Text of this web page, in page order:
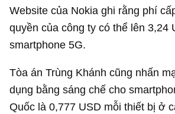
Website của Nokia ghi rằng phí
quyền của công ty có thể lên 3,24
smartphone 5G.
Tòa án Trùng Khánh cũng nhấn
dụng bằng sáng chế cho
Quốc là0,777 USD mỗi thiết bị ở